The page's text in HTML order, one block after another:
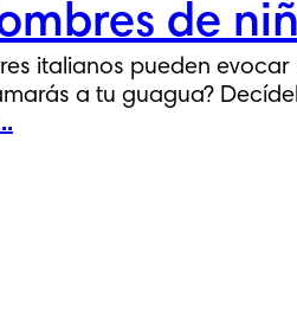
de
italianos pueden
a tu guagua?